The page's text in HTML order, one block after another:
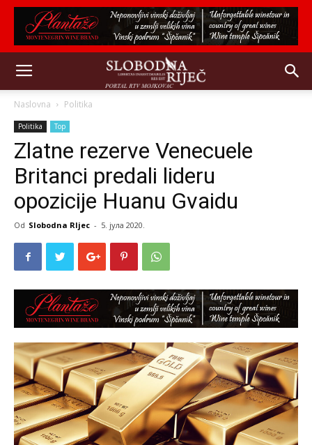
Naslovna Politika
Politika Top
Zlatne rezerve Venecuele
Britanci predali lideru
opozicije Huanu Gvaidu
Od Slobodna RIjec - 5. јула 2020.